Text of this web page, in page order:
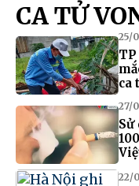
CA TỬ
25/
TP
ca
27/
Sử
22/